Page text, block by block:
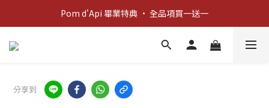
新客歡迎禮：輸入 "welcome10" 享首單九折！
Pom d'Api 畢業特典 · 全品項買一送一
新客歡迎禮：輸入 "welcome10" 享首單九折！
分享到